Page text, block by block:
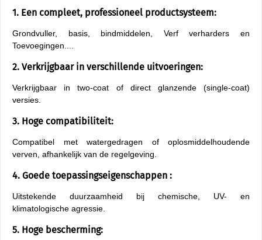
1. Een compleet, professioneel productsysteem:
Grondvuller, basis, bindmiddelen, Verf verharders en
Toevoegingen....
2. Verkrijgbaar in verschillende uitvoeringen:
Verkrijgbaar in two-coat of direct glanzende (single-coat)
versies.
3. Hoge compatibiliteit:
Compatibel met watergedragen of oplosmiddelhoudende
verven, afhankelijk van de regelgeving.
4. Goede toepassingseigenschappen :
Uitstekende duurzaamheid bij chemische, UV- en
klimatologische agressie.
5. Hoge bescherming: